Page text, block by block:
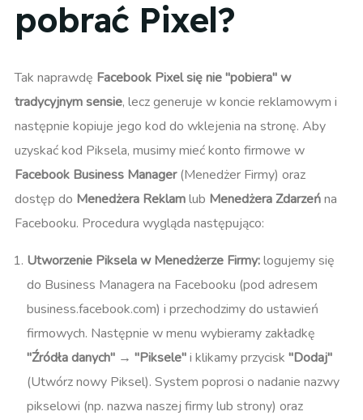
pobrać Pixel?
Tak naprawdę Facebook Pixel się nie "pobiera" w
tradycyjnym sensie, lecz generuje w koncie reklamowym i
następnie kopiuje jego kod do wklejenia na stronę. Aby
uzyskać kod Piksela, musimy mieć konto firmowe w
Facebook Business Manager(Menedżer Firmy) oraz
dostęp do Menedżera Reklamlub Menedżera Zdarzeńna
Facebooku. Procedura wygląda następująco:
Utworzenie Piksela w Menedżerze Firmy:logujemy się
do Business Managera na Facebooku (pod adresem
business.facebook.com) i przechodzimy do ustawień
firmowych. Następnie w menu wybieramy zakładkę
"Źródła danych" → "Piksele"i klikamy przycisk "Dodaj"
(Utwórz nowy Piksel)​. System poprosi o nadanie nazwy
pikselowi (np. nazwa naszej firmy lub strony) oraz